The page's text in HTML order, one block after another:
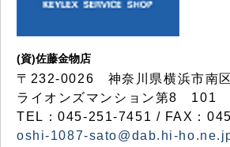
(資)佐藤金物店
〒232-0026 神奈川県横浜市南
ライオンズマンション第8 101
TEL：045-251-7451 / FAX：
oshi-1087-sato@dab.hi-